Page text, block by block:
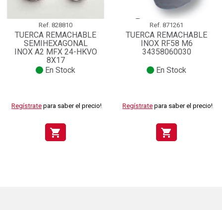
Ref. 828810
TUERCA REMACHABLE
SEMIHEXAGONAL
INOX A2 MFX 24-HKVO
8X17
En Stock
Regístrate para saber el precio!
shopping_cart
Ref. 871261
TUERCA REMACHABLE
INOX RF58 M6
34358060030
En Stock
Regístrate para saber el precio!
shopping_cart